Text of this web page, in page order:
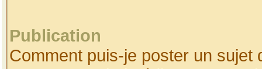
Publication
Comment puis-je poster un sujet